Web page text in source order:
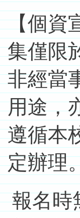
【個資
集僅限
非經當
用途，
遵循本
定辦理
報名時